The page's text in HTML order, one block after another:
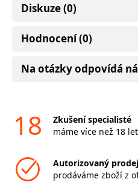
Diskuze (0)
Hodnocení (0)
Na otázky odpovídá
18
Zkušení specialisté
máme více než 18
Autorizovaný
prodáváme zboží z